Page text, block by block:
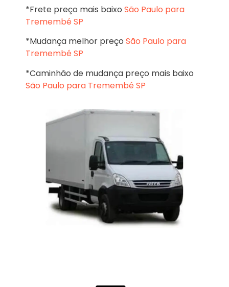
*Frete preço mais baixo São Paulo para
Tremembé SP
*Mudança melhor preço São Paulo para
Tremembé SP
*Caminhão de mudança preço mais baixo
São Paulo para Tremembé SP